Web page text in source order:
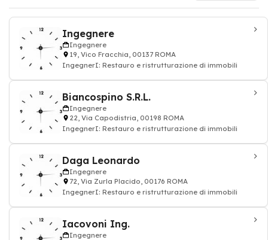
Ingegnere
Ingegnere
19, Vico Fracchia, 00137 ROMA
IngegnerI: Restauro e ristrutturazione di immobili
Biancospino S.R.L.
Ingegnere
22, Via Capodistria, 00198 ROMA
IngegnerI: Restauro e ristrutturazione di immobili
Daga Leonardo
Ingegnere
72, Via Zurla Placido, 00176 ROMA
IngegnerI: Restauro e ristrutturazione di immobili
Iacovoni Ing.
Ingegnere